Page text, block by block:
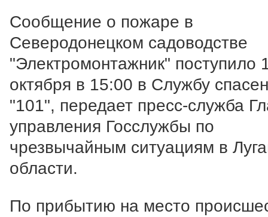
Сообщение о пожаре в
Северодонецком садоводстве
"Электромонтажник" поступило
октября в 15:00 в Службу
"101", передает пресс-служба
управления Госслужбы по
чрезвычайным ситуациям в
области.
По прибытию на место